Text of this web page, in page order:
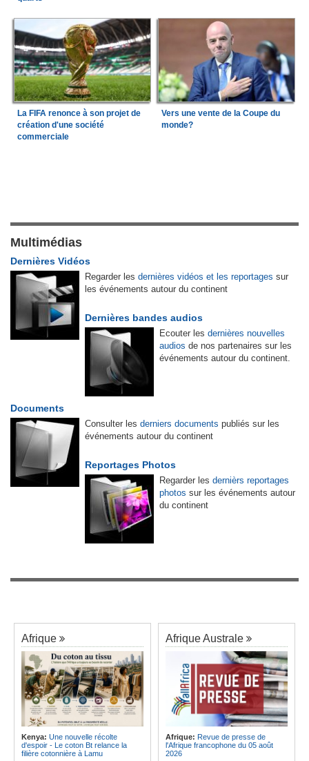
La FIFA renonce à son projet de
création d'une société
commerciale
Vers une vente de la Coupe du
monde?
Multimédias
Dernières Vidéos
Regarder les dernières vidéos et les reportages sur
les événements autour du continent
Dernières bandes audios
Ecouter les dernières nouvelles
audios de nos partenaires sur les
événements autour du continent.
Documents
Consulter les derniers documents publiés sur les
événements autour du continent
Reportages Photos
Regarder les dernièrs reportages
photos sur les événements autour
du continent
Afrique
Kenya: Une nouvelle récolte
d'espoir - Le coton Bt relance la
filière cotonnière à Lamu
Afrique Australe
Afrique: Revue de presse de
l'Afrique francophone du 05 août
2026